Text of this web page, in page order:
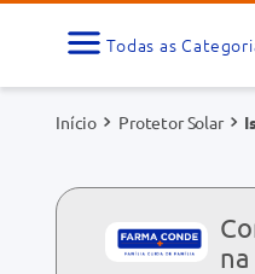
Protetor Solar